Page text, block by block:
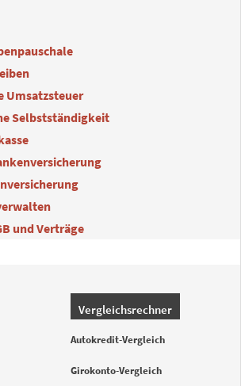
Umsatzsteuer
Selbstständigkeit
und Verträge
Vergleichsrechner
Autokredit-Vergleich
Girokonto-Vergleich